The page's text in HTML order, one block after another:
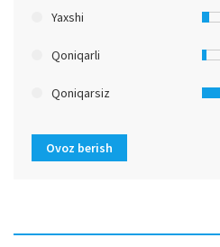
Yaxshi
Qoniqarli
Qoniqarsiz
Ovoz berish